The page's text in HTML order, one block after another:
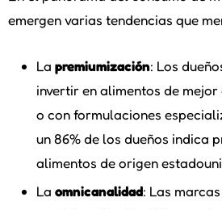
emergen varias tendencias que
La premiumización: Los
invertir en alimentos de
o con formulaciones
un 86% de los dueños indica
alimentos de origen
La omnicanalidad: Las